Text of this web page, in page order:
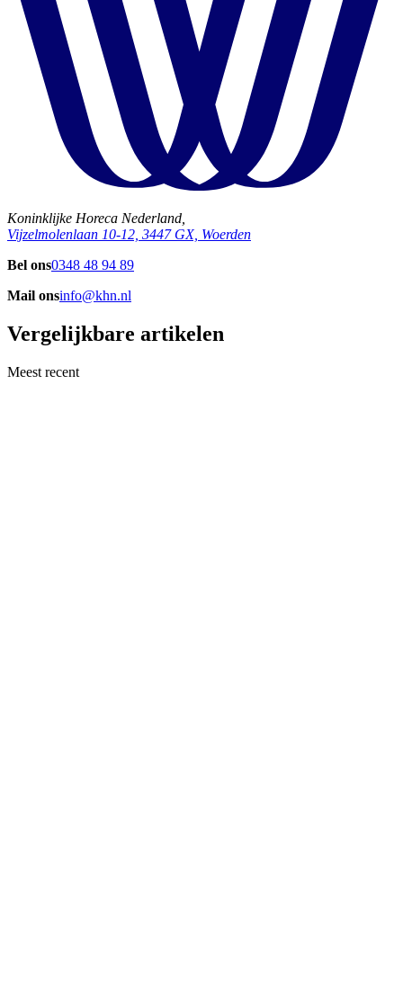
Koninklijke Horeca Nederland,
Vijzelmolenlaan 10-12, 3447 GX, Woerden
Bel ons0348 48 94 89
Mail onsinfo@khn.nl
Vergelijkbare artikelen
Meest recent